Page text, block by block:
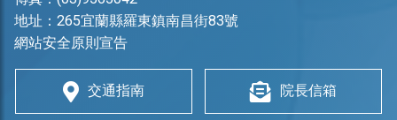
地址： 265宜蘭縣羅東鎮南昌街83號
網站安全原則宣告
交通指南 院長信箱